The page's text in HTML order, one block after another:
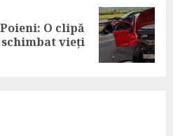
O clipă
schimbat vieți